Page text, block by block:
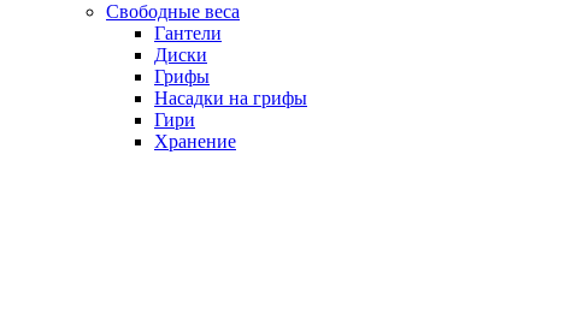
Свободные веса
Гантели
Диски
Грифы
Насадки на грифы
Гири
Хранение